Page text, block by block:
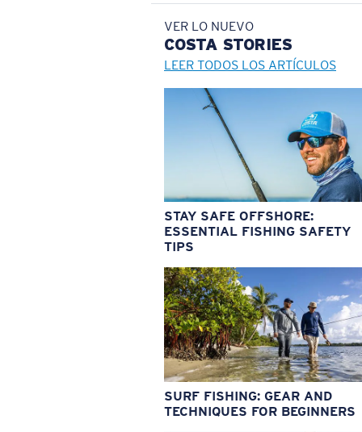
VER LO NUEVO
COSTA STORIES
LEER TODOS LOS ARTÍCULOS
STAY SAFE OFFSHORE:
ESSENTIAL FISHING SAFETY
TIPS
SURF FISHING: GEAR AND
TECHNIQUES FOR BEGINNERS